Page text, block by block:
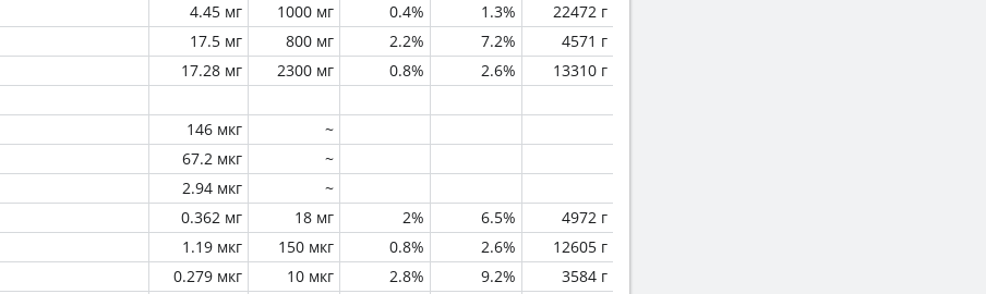
4.45 мг 1000 мг 0.4% 1.3%
22472 г
17.5 мг 800 мг 2.2% 7.2%
4571 г
17.28 мг 2300 мг 0.8% 2.6% 13310 г
146 мкг
~
67.2 мкг
~
2.94 мкг
~
0.362 мг 18 мг 2% 6.5%
4972 г
1.19 мкг 150 мкг 0.8% 2.6%
12605 г
0.279 мкг 10 мкг 2.8% 9.2%
3584 г